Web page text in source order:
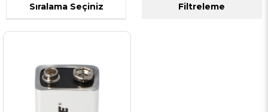
Filtreleme
Sıralama